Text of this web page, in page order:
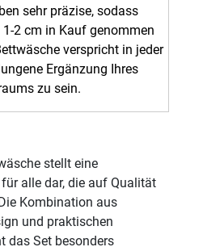
sehr präzise, sodass
2 cm in Kauf genommen
verspricht in jeder
Ergänzung Ihres
zu sein.
stellt eine
alle dar, die auf Qualität
Kombination aus
und praktischen
das Set besonders